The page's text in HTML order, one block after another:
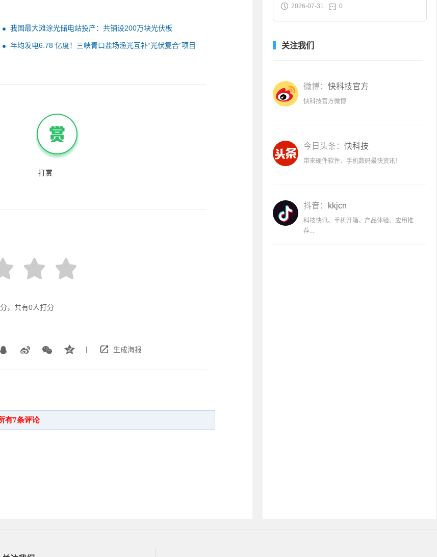
我国最大滩涂光储电站投产：共铺设200万块光伏板
年均发电6.78 亿度！三峡青口盐场渔光互补“光伏复合”项目
打赏
分，共有0人打分
| 生成海报
皂2斤大促
2026-07-31 0
关注我们
微博： 快科技官方
快科技官方微博
今日头条： 快科技
带来硬件软件、手机数码最快资讯！
抖音： kkjcn
科技快讯、手机开箱、产品体验、应用推
荐...